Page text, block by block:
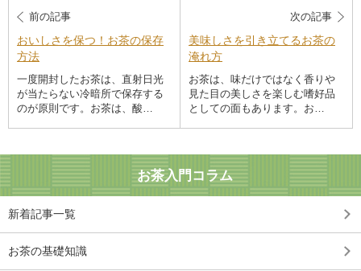
前の記事
おいしさを保つ！お茶の保存
方法
一度開封したお茶は、直射日光
が当たらない冷暗所で保存する
のが原則です。お茶は、酸…
次の記事
美味しさを引き立てるお茶の
淹れ方
お茶は、味だけではなく香りや
見た目の美しさを楽しむ嗜好品
としての面もあります。お…
お茶入門コラム
新着記事一覧
お茶の基礎知識